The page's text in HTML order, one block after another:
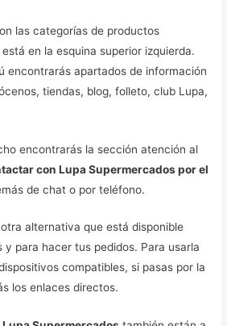
las categorías de productos
en la esquina superior izquierda.
encontrarás apartados de información
tiendas, blog, folleto, club Lupa,
encontrarás la sección atención al
con Lupa Supermercados por el
de chat o por teléfono.
alternativa que está disponible
y para hacer tus pedidos. Para usarla
compatibles, si pasas por la
los enlaces directos.